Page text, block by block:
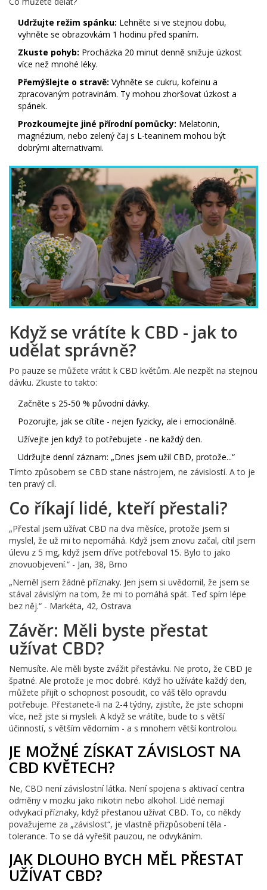
Udržujte režim spánku: Lehněte si ve stejnou dobu,
vyhněte se obrazovkám 1 hodinu před spaním.
Zkuste pohyb: Procházka 20 minut denně snižuje úzkost
více než mnohé léky.
Přemýšlejte o stravě: Vyhněte se cukru, kofeinu a
zpracovaným potravinám. Ty mohou zhoršovat úzkost a
spánek.
Prozkoumejte jiné přírodní pomůcky: Melatonin,
magnézium, nebo zelený čaj s L-teaninem mohou být
dobrými alternativami.
Když se vrátíte k CBD - jak to
udělat správně?
Po pauze se můžete vrátit k CBD květům. Ale nezpět na stejnou
dávku. Zkuste to takto:
Začněte s 25-50 % původní dávky.
Pozorujte, jak se cítíte - nejen fyzicky, ale i emocionálně.
Užívejte jen když to potřebujete - ne každý den.
Udržujte denní záznam: „Dnes jsem užil CBD, protože...“
Tímto způsobem se CBD stane nástrojem, ne závislostí. A to je
ten pravý cíl.
Co říkají lidé, kteří přestali?
„Přestal jsem užívat CBD na dva měsíce, protože jsem si
myslel, že už mi to nepomáhá. Když jsem znovu začal, cítil jsem
úlevu z 5 mg, když jsem dříve potřeboval 15. Bylo to jako
znovuobjevení.“ - Jan, 38, Brno
„Neměl jsem žádné příznaky. Jen jsem si uvědomil, že jsem se
stával závislým na tom, že mi to pomáhá spát. Teď spím lépe
bez něj.“ - Markéta, 42, Ostrava
Závěr: Měli byste přestat
užívat CBD?
Nemusíte. Ale měli byste zvážit přestávku. Ne proto, že CBD je
špatné. Ale protože je moc dobré. Když ho užíváte každý den,
můžete přijít o schopnost posoudit, co váš tělo opravdu
potřebuje. Přestanete-li na 2-4 týdny, zjistíte, že jste schopni
více, než jste si mysleli. A když se vrátíte, bude to s větší
účinností, s větším vědomím - a s mnohem větší kontrolou.
JE MOŽNÉ ZÍSKAT ZÁVISLOST NA
CBD KVĚTECH?
Ne, CBD není závislostní látka. Není spojena s aktivací centra
odměny v mozku jako nikotin nebo alkohol. Lidé nemají
odvykací příznaky, když přestanou užívat CBD. To, co někdy
považujeme za „závislost“, je vlastně přizpůsobení těla -
tolerance. To se dá vyřešit pauzou, ne odvykáním.
JAK DLOUHO BYCH MĚL PŘESTAT
UŽÍVAT CBD?